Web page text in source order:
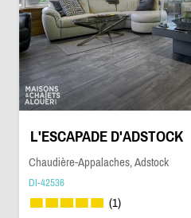
L'ESCAPADE D'ADSTOCK
Chaudière-Appalaches, Adstock
DI-42536
(1)